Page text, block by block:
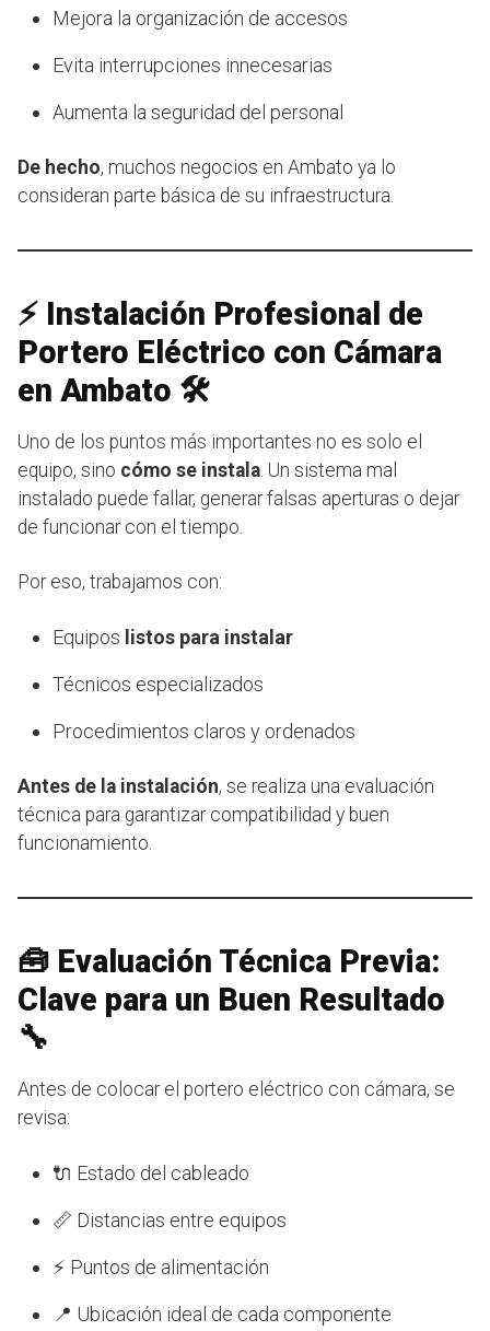
Mejora la organización de accesos
Evita interrupciones innecesarias
Aumenta la seguridad del personal
De hecho, muchos negocios en Ambato ya lo
consideran parte básica de su infraestructura.
⚡ Instalación Profesional de
Portero Eléctrico con Cámara
en Ambato 🛠️
Uno de los puntos más importantes no es solo el
equipo, sino cómo se instala . Un sistema mal
instalado puede fallar, generar falsas aperturas o dejar
de funcionar con el tiempo.
Por eso, trabajamos con:
Equipos listos para instalar
Técnicos especializados
Procedimientos claros y ordenados
Antes de la instalación, se realiza una evaluación
técnica para garantizar compatibilidad y buen
funcionamiento.
🧰 Evaluación Técnica Previa:
Clave para un Buen Resultado
🔧
Antes de colocar el portero eléctrico con cámara, se
revisa:
🔌 Estado del cableado
📏 Distancias entre equipos
⚡ Puntos de alimentación
📍 Ubicación ideal de cada componente